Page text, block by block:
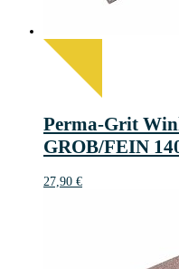
Perma-Grit
GROB/FEIN
27,90 €